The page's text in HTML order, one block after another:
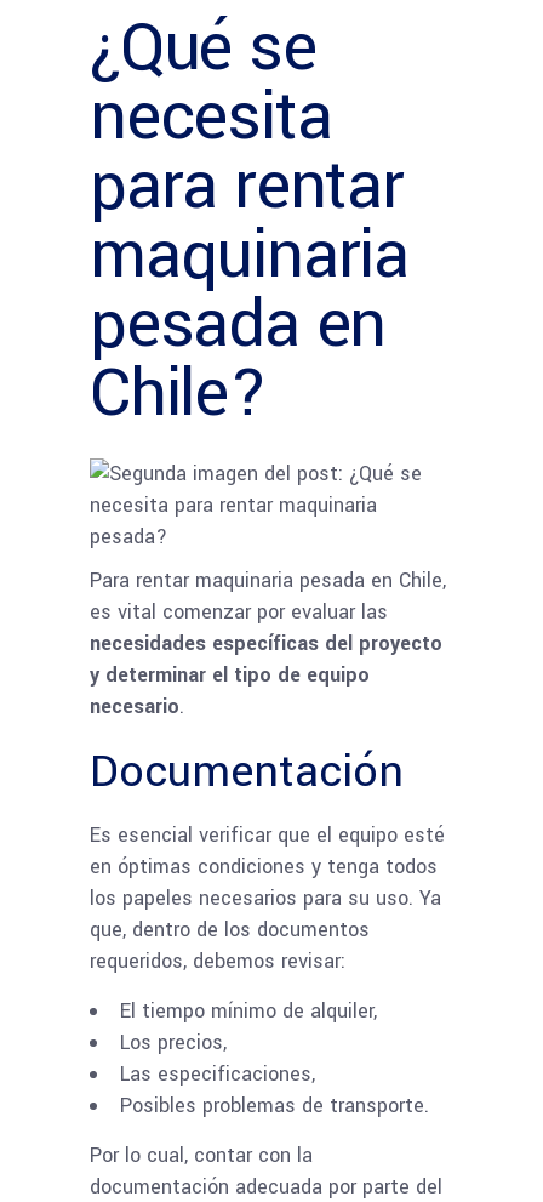
¿Qué se
necesita
para rentar
maquinaria
pesada en
Chile?
Para rentar maquinaria pesada en Chile,
es vital comenzar por evaluar las
necesidades específicas del proyecto
y determinar el tipo de equipo
necesario.
Documentación
Es esencial verificar que el equipo esté
en óptimas condiciones y tenga todos
los papeles necesarios para su uso. Ya
que, dentro de los documentos
requeridos, debemos revisar:
El tiempo mínimo de alquiler,
Los precios,
Las especificaciones,
Posibles problemas de transporte.
Por lo cual, contar con la
documentación adecuada por parte del